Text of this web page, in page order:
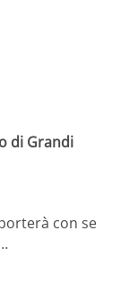
di Grandi
con se